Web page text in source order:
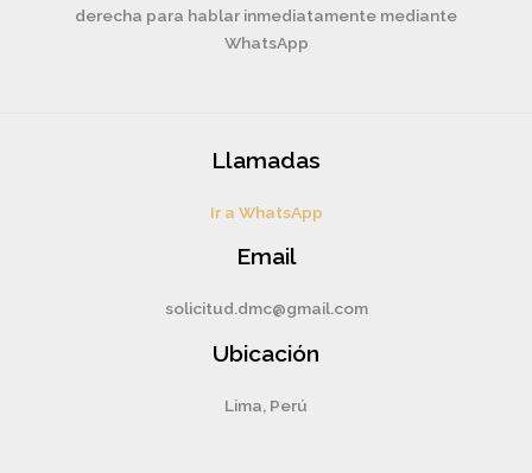
derecha para hablar inmediatamente mediante
WhatsApp
Llamadas
Ir a WhatsApp
Email
solicitud.dmc@gmail.com
Ubicación
Lima, Perú